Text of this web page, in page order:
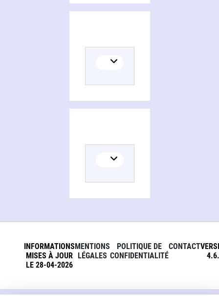
INFORMATIONS
MISES À JOUR
LE 28-04-2026
MENTIONS
LÉGALES
POLITIQUE DE
CONFIDENTIALITÉ
CONTACT